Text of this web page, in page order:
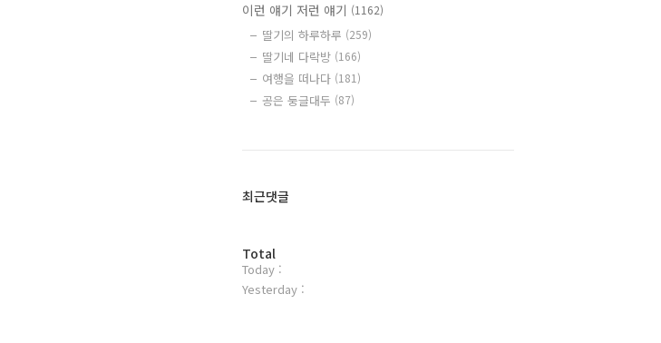
이런 얘기 저런 얘기 (1162)
딸기의 하루하루 (259)
딸기네 다락방 (166)
여행을 떠나다 (181)
공은 둥글대두 (87)
최근댓글
방
문
자
Total
Today :
Yesterday :